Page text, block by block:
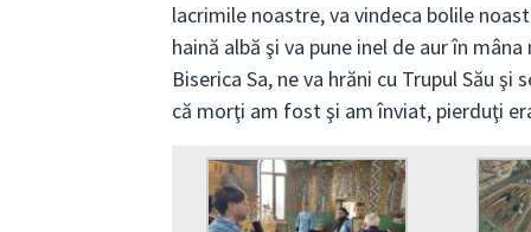
lacrimile noastre, va vindeca bolile
haină albă şi va pune inel de aur în
Biserica Sa, ne va hrăni cu Trupul Său
că morţi am fost şi am înviat, pierduţi